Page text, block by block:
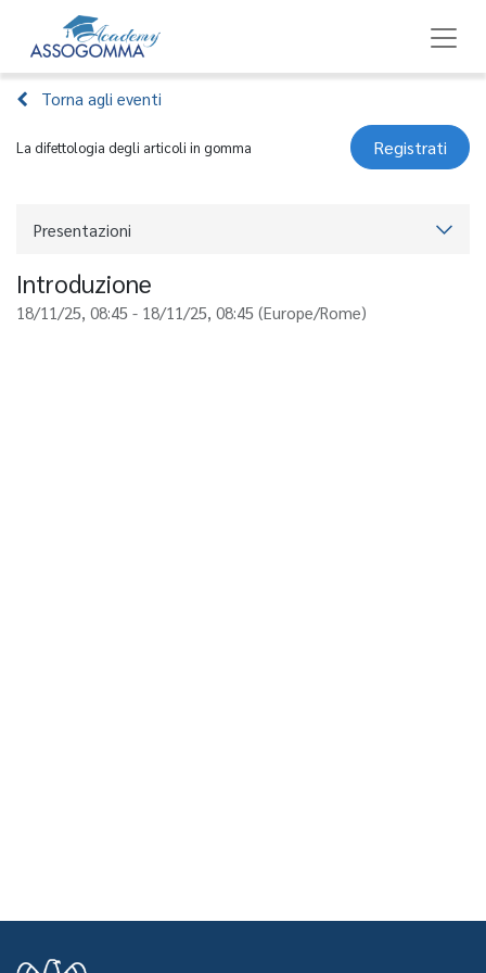
Torna agli eventi
La difettologia degli articoli in gomma Registrati
Presentazioni
Introduzione
18/11/25, 08:45 - 18/11/25, 08:45 (Europe/Rome)